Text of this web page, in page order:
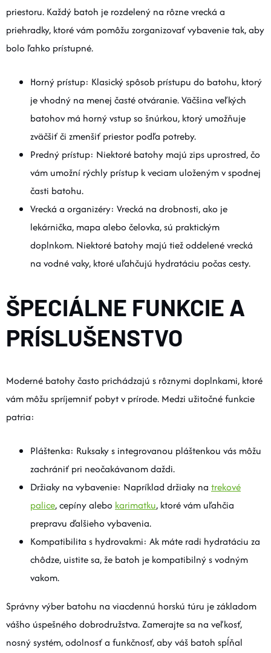
priestoru. Každý batoh je rozdelený na rôzne vrecká a
priehradky, ktoré vám pomôžu zorganizovať vybavenie tak, aby
bolo ľahko prístupné.
Horný prístup: Klasický spôsob prístupu do batohu, ktorý
je vhodný na menej časté otváranie. Väčšina veľkých
batohov má horný vstup so šnúrkou, ktorý umožňuje
zväčšiť či zmenšiť priestor podľa potreby.
Predný prístup: Niektoré batohy majú zips uprostred, čo
vám umožní rýchly prístup k veciam uloženým v spodnej
časti batohu.
Vrecká a organizéry: Vrecká na drobnosti, ako je
lekárnička, mapa alebo čelovka, sú praktickým
doplnkom. Niektoré batohy majú tiež oddelené vrecká
na vodné vaky, ktoré uľahčujú hydratáciu počas cesty.
ŠPECIÁLNE FUNKCIE A
PRÍSLUŠENSTVO
Moderné batohy často prichádzajú s rôznymi doplnkami, ktoré
vám môžu spríjemniť pobyt v prírode. Medzi užitočné funkcie
patria:
Pláštenka: Ruksaky s integrovanou pláštenkou vás môžu
zachrániť pri neočakávanom daždi.
Držiaky na vybavenie: Napríklad držiaky na trekové
palice, cepíny alebo karimatku, ktoré vám uľahčia
prepravu ďalšieho vybavenia.
Kompatibilita s hydrovakmi: Ak máte radi hydratáciu za
chôdze, uistite sa, že batoh je kompatibilný s vodným
vakom.
Správny výber batohu na viacdennú horskú túru je základom
vášho úspešného dobrodružstva. Zamerajte sa na veľkosť,
nosný systém, odolnosť a funkčnosť, aby váš batoh spĺňal